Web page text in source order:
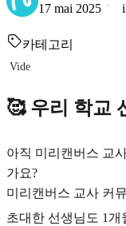
17 mai 2025
카테고리
Vide
🥰 우리 학교
아직 미리캔버스 교
가요?
미리캔버스 교사 커
초대한 선생님도 1